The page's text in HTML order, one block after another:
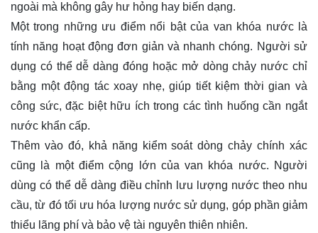
ngoài mà không gây hư hỏng hay biến dạng.
Một trong những ưu điểm nổi bật của van khóa nước là
tính năng hoạt động đơn giản và nhanh chóng. Người sử
dụng có thể dễ dàng đóng hoặc mở dòng chảy nước chỉ
bằng một động tác xoay nhẹ, giúp tiết kiệm thời gian và
công sức, đặc biệt hữu ích trong các tình huống cần ngắt
nước khẩn cấp.
Thêm vào đó, khả năng kiểm soát dòng chảy chính xác
cũng là một điểm cộng lớn của van khóa nước. Người
dùng có thể dễ dàng điều chỉnh lưu lượng nước theo nhu
cầu, từ đó tối ưu hóa lượng nước sử dụng, góp phần giảm
thiểu lãng phí và bảo vệ tài nguyên thiên nhiên.